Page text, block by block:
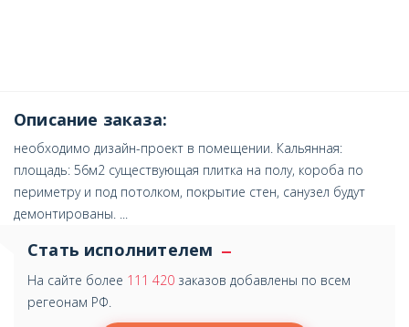
Описание заказа:
необходимо дизайн-проект в помещении. Кальянная:
площадь: 56м2 существующая плитка на полу, короба по
периметру и под потолком, покрытие стен, санузел будут
демонтированы. ...
Стать исполнителем
На сайте более 111 420 заказов добавлены по всем
регеонам РФ.